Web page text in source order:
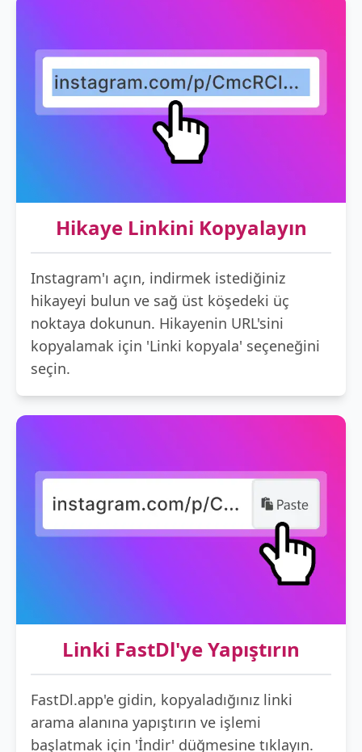
Hikaye Linkini Kopyalayın
Instagram'ı açın, indirmek istediğiniz
hikayeyi bulun ve sağ üst köşedeki üç
noktaya dokunun. Hikayenin URL'sini
kopyalamak için 'Linki kopyala' seçeneğini
seçin.
Linki FastDl'ye Yapıştırın
FastDl.app'e gidin, kopyaladığınız linki
arama alanına yapıştırın ve işlemi
başlatmak için 'İndir' düğmesine tıklayın.